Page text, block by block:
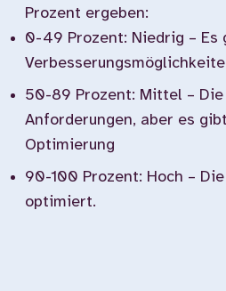
Prozent ergeben:
0-49 Prozent: Niedrig – Es
50-89 Prozent: Mittel –
Anforderungen, aber es
Optimierung
90-100 Prozent: Hoch –
optimiert.